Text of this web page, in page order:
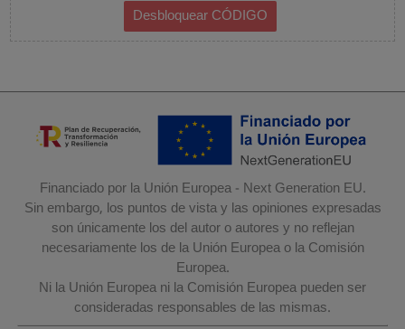
Financiado por la Unión Europea - Next Generation EU.
Sin embargo, los puntos de vista y las opiniones expresadas
son únicamente los del autor o autores y no reflejan
necesariamente los de la Unión Europea o la Comisión
Europea.
Ni la Unión Europea ni la Comisión Europea pueden ser
consideradas responsables de las mismas.